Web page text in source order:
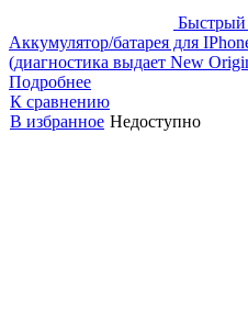
Быстрый
Аккумулятор/батарея для
(диагностика выдает New
Подробнее
К сравнению
В избранное Недоступно